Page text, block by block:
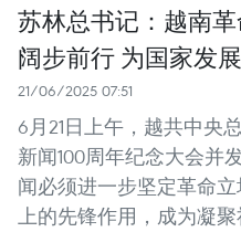
苏林总书记：越南
阔步前行 为国家发
21/06/2025 07:51
6月21日上午，越共中央
新闻100周年纪念大会并
闻必须进一步坚定革命
上的先锋作用，成为凝